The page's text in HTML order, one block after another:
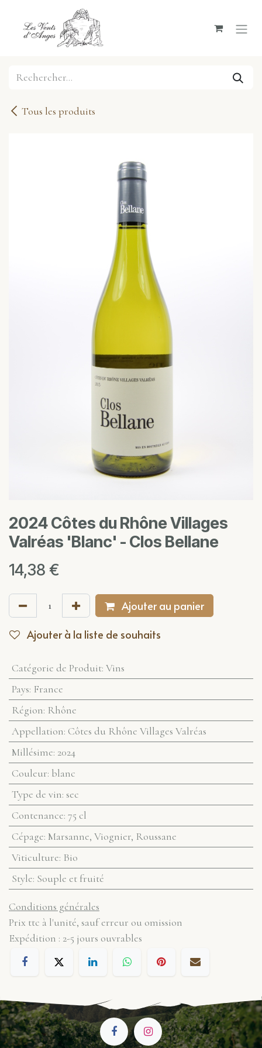
Se rendre au contenu
Tous les produits
2024 Côtes du Rhône Villages
Valréas 'Blanc' - Clos Bellane
14,38 €
Ajouter au panier
Ajouter à la liste de souhaits
Catégorie de Produit: Vins
Pays: France
Région: Rhône
Appellation: Côtes du Rhône Villages Valréas
Millésime: 2024
Couleur: blanc
Type de vin: sec
Contenance: 75 cl
Cépage: Marsanne, Viognier, Roussane
Viticulture: Bio
Style: Souple et fruité
Conditions générales
Prix ttc à l'unité, sauf erreur ou omission
Expédition : 2-5 jours ouvrables